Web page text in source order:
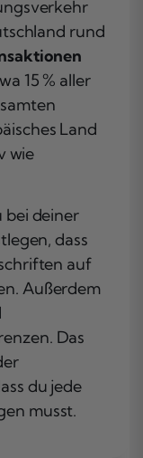
rund
15 % aller
Land
wie
bei deiner
dass
auf
Außerdem
Das
du jede
musst.